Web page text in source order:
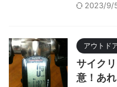
2023/9/
アウトド
サイク
意！あ